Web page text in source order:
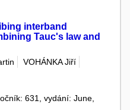
interband
Tauc's law and
VOHÁNKA Jiří
631, vydání: June,